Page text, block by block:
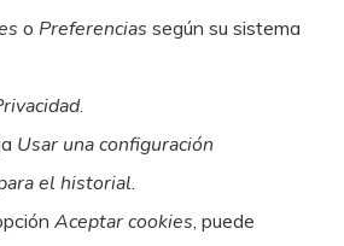
o Preferencias según su sistema
.
Usar una configuración
el historial.
Aceptar cookies, puede